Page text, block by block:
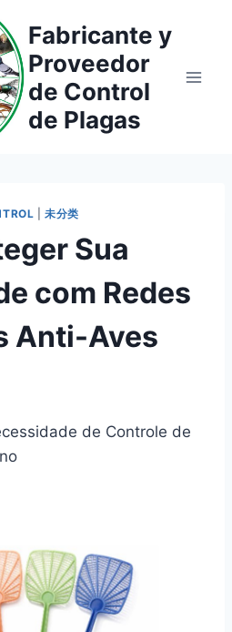
Fabricante y
Proveedor
de Control
de Plagas
|未分类
Sua
com Redes
Anti-Aves
de Controle de